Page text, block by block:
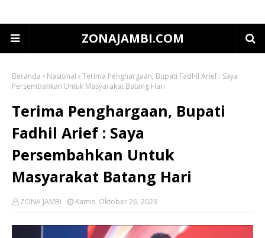
ZONAJAMBI.COM
Beranda Nasional
Terima Penghargaan, Bupati Fadhil Arief : Saya
Persembahkan Untuk Masyarakat Batang Hari
Terima Penghargaan, Bupati
Fadhil Arief : Saya
Persembahkan Untuk
Masyarakat Batang Hari
ZONA JAMBI Kamis, Oktober 26, 2023